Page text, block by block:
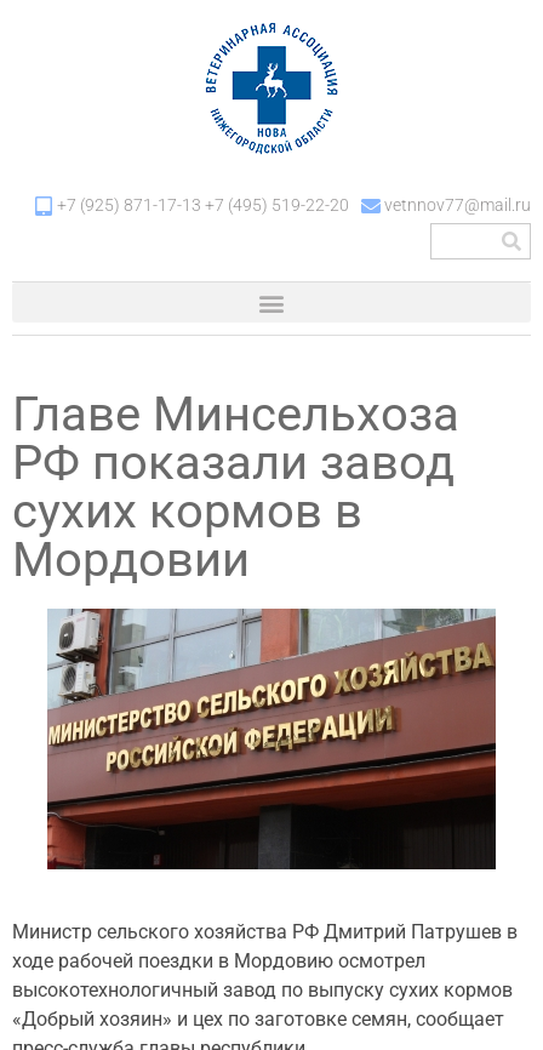
+7 (925) 871-17-13 +7 (495) 519-22-20 vetnnov77@mail.ru
Главе Минсельхоза
РФ показали завод
сухих кормов в
Мордовии
Министр сельского хозяйства РФ Дмитрий Патрушев в
ходе рабочей поездки в Мордовию осмотрел
высокотехнологичный завод по выпуску сухих кормов
«Добрый хозяин» и цех по заготовке семян, сообщает